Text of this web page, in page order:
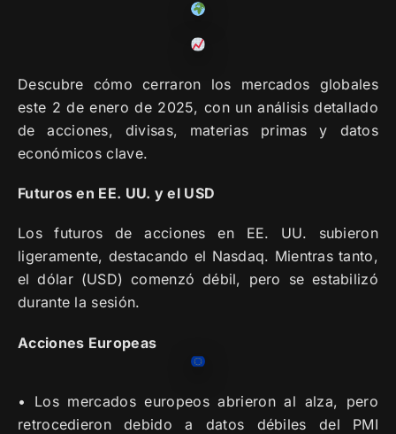
Descubre cómo cerraron los mercados globales
este 2 de enero de 2025, con un análisis detallado
de acciones, divisas, materias primas y datos
económicos clave.
Futuros en EE. UU. y el USD
Los futuros de acciones en EE. UU. subieron
ligeramente, destacando el Nasdaq. Mientras tanto,
el dólar (USD) comenzó débil, pero se estabilizó
durante la sesión.
Acciones Europeas
• Los mercados europeos abrieron al alza, pero
retrocedieron debido a datos débiles del PMI